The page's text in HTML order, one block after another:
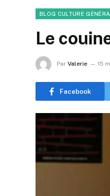
BLOG CULTURE
Le
Par Valerie 15
Facebook